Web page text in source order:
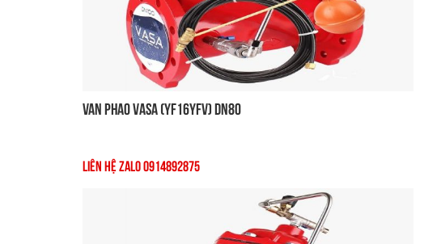
Van Phao VASA (YF16YFV) DN80
Liên Hệ Zalo 0914892875